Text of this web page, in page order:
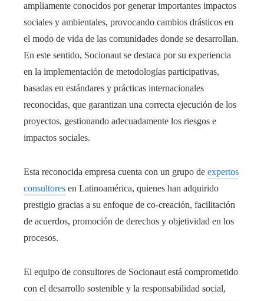
ampliamente conocidos por generar importantes impactos
sociales y ambientales, provocando cambios drásticos en
el modo de vida de las comunidades donde se desarrollan.
En este sentido, Socionaut se destaca por su experiencia
en la implementación de metodologías participativas,
basadas en estándares y prácticas internacionales
reconocidas, que garantizan una correcta ejecución de los
proyectos, gestionando adecuadamente los riesgos e
impactos sociales.
Esta reconocida empresa cuenta con un grupo de expertos
consultores en Latinoamérica, quienes han adquirido
prestigio gracias a su enfoque de co-creación, facilitación
de acuerdos, promoción de derechos y objetividad en los
procesos.
El equipo de consultores de Socionaut está comprometido
con el desarrollo sostenible y la responsabilidad social,